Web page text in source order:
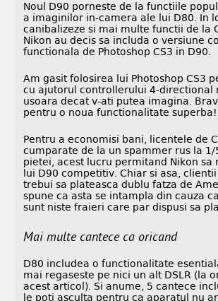
Noul D90 porneste de la functiile
a imaginilor in-camera ale lui D80. In
canibalizeze si mai multe functii de la
Nikon au decis sa includa o versiune
functionala de Photoshop CS3 in D90.
Am gasit folosirea lui Photoshop CS3
cu ajutorul controllerului 4-directional
usoara decat v-ati putea imagina.
pentru o noua functionalitate superba!.
Pentru a economisi bani, licentele de
cumparate de la un spammer rus la 1/
pietei, acest lucru permitand Nikon sa
lui D90 competitiv. Chiar si asa,
trebui sa plateasca dublu fatza de
spune ca asta se intampla din cauza
sunt niste fraieri care par dispusi sa
Mai multe cantece ca oricand
D80 includea o functionalitate
mai regaseste pe nici un alt DSLR (la
acest articol). Si anume, 5 cantece
le poti asculta pentru ca aparatul nu